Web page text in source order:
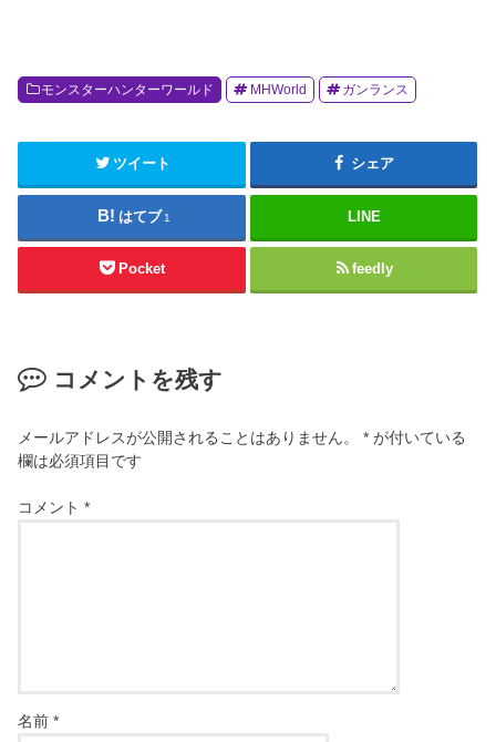
モンスターハンターワールド MHWorld ガンランス
ツイート シェア
はてブ 1 LINE
Pocket feedly
コメントを残す
メールアドレスが公開されることはありません。 * が付いている
欄は必須項目です
コメント*
名前*